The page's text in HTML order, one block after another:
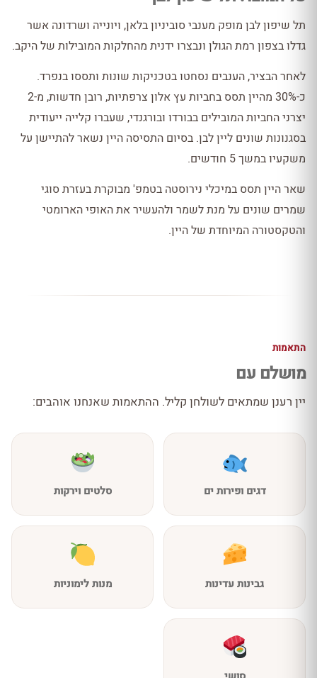
תל שיפון לבן מופק מענבי סוביניון בלאן, ויונייה ושרדונה אשר
גדלו בצפון רמת הגולן ונבצרו ידנית מהחלקות המובילות של היקב.
לאחר הבציר, הענבים נסחטו בטכניקות שונות ותססו בנפרד.
כ-30% מהיין תסס בחביות עץ אלון צרפתיות, רובן חדשות, מ-2
יצרני החביות המובילים בבורדו ובורגנדי, שעברו קלייה ייעודית
בסגנונות שונים ליין לבן. בסיום התסיסה היין נשאר להתיישן על
משקעיו במשך 5 חודשים.
שאר היין תסס במיכלי נירוסטה בטמפ' מבוקרת בעזרת סוגי
שמרים שונים על מנת לשמר ולהעשיר את האופי הארומטי
והטקסטורה המיוחדת של היין.
התאמות
מושלם עם
יין רענן שמתאים לשולחן קליל. ההתאמות שאנחנו אוהבים:
דגים ופירות ים סלטים וירקות
גבינות עדינות מנות לימוניות